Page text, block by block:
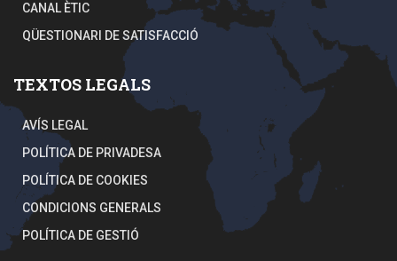
CANAL ÈTIC
QÜESTIONARI DE SATISFACCIÓ
TEXTOS LEGALS
AVÍS LEGAL
POLÍTICA DE PRIVADESA
POLÍTICA DE COOKIES
CONDICIONS GENERALS
POLÍTICA DE GESTIÓ